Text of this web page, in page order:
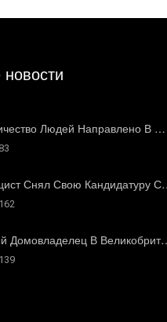
Людей Направлено В …
Снял Свою Кандидатуру
Домовладелец В